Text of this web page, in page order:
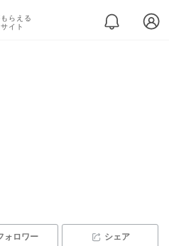
らえる
イト
ォロワー シェア